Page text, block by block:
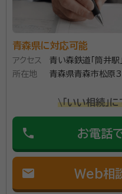
ず困っている方のお役に
産分割協議書作成、戸籍
続、法定相続情報証明書
幅広く対応させていただ
所属団体：青森県行政書士会
青森県に対応可能
アクセス
青い森鉄道「筒井
所在地
青森県青森市松原3-15-25 リバー
\「いい相続」
phone お電話
mail Web相